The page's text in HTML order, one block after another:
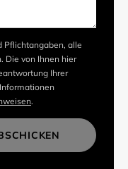
Pflichtangaben, alle
Die von Ihnen hier
Ihrer
.